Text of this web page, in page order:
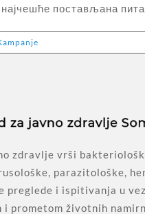
постављана
zdravlje vrši
parazitološke,
preglede i ispitivanja u
i prometom životnih